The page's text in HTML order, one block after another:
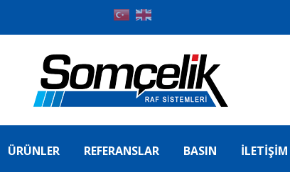
ÜRÜNLER REFERANSLAR BASIN İLETIŞIM